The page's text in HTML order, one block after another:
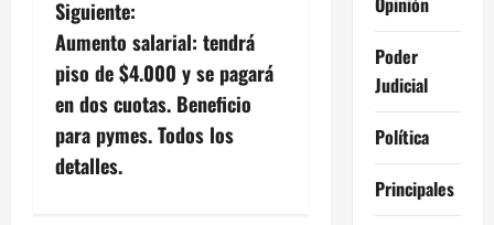
g
a
c
i
Siguiente:
Aumento salarial: tendrá
piso de $4.000 y se pagará
en dos cuotas. Beneficio
para pymes. Todos los
detalles.
Poder
Judicial
Política
Principales